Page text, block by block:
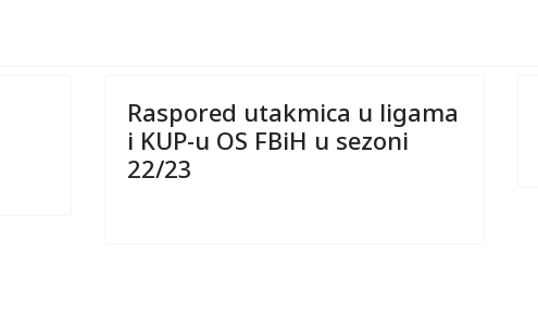
Raspored utakmica u ligama
i KUP-u OS FBiH u sezoni
22/23